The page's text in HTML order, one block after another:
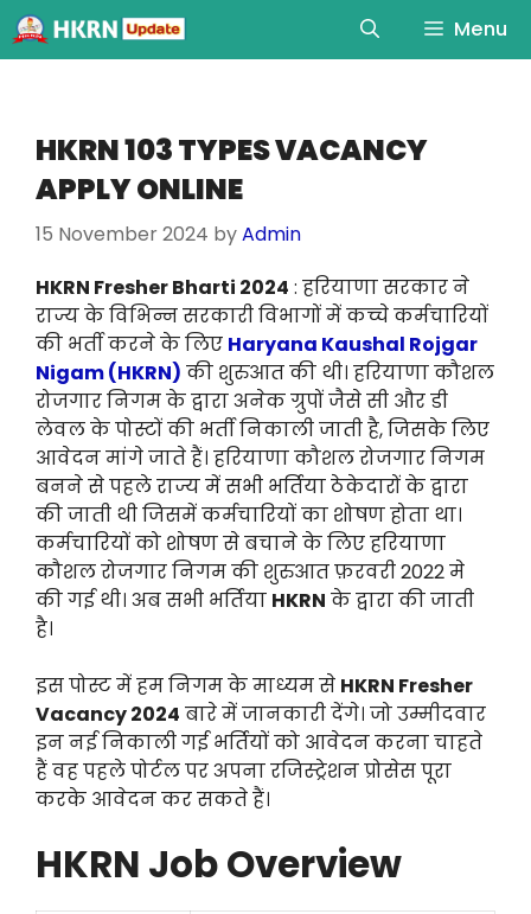
Menu
HKRN 103 TYPES VACANCY
APPLY ONLINE
15 November 2024 byAdmin
HKRN Fresher Bharti 2024 : हरियाणा सरकार ने
राज्य के विभिन्न सरकारी विभागों में कच्चे कर्मचारियों
की भर्ती करने के लिए Haryana Kaushal Rojgar
Nigam (HKRN) की शुरुआत की थी। हरियाणा कौशल
रोजगार निगम के द्वारा अनेक ग्रुपों जैसे सी और डी
लेवल के पोस्टों की भर्ती निकाली जाती है, जिसके लिए
आवेदन मांगे जाते हैं। हरियाणा कौशल रोजगार निगम
बनने से पहले राज्य में सभी भर्तिया ठेकेदारों के द्वारा
की जाती थी जिसमें कर्मचारियों का शोषण होता था।
कर्मचारियों को शोषण से बचाने के लिए हरियाणा
कौशल रोजगार निगम की शुरुआत फ़रवरी 2022 मे
की गई थी। अब सभी भर्तिया HKRN के द्वारा की जाती
है।
इस पोस्ट में हम निगम के माध्यम से HKRN Fresher
Vacancy 2024 बारे में जानकारी देंगे। जो उम्मीदवार
इन नई निकाली गई भर्तियों को आवेदन करना चाहते
हैं वह पहले पोर्टल पर अपना रजिस्ट्रेशन प्रोसेस पूरा
करके आवेदन कर सकते हैं।
HKRN Job Overview